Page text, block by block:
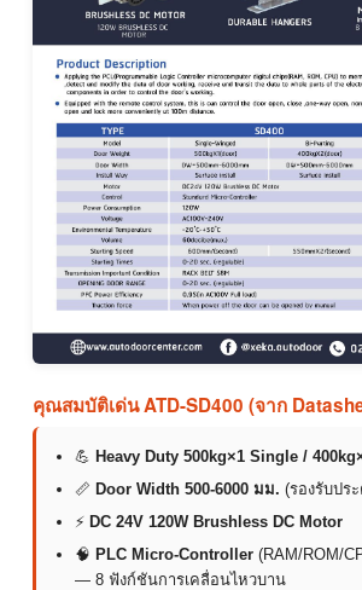
คุณสมบัติเด่น ATD-SD400 (จาก
💪 Heavy Duty 500kg×1 Single /
📏 Door Width 500-6000 มม. (รองรับปร
⚡ DC 24V 120W Brushless DC Motor
🧠 PLC Micro-Controller (RAM/ROM/
— 8 ฟังก์ชันการเคลื่อนไหวบาน